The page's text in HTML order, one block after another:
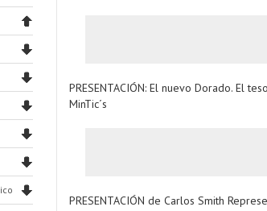
PRESENTACIÓN: El nuevo Dorado. El
MinTic´s
PRESENTACIÓN de Carlos Smith